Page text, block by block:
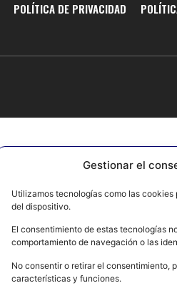
Gestionar el
Utilizamos tecnologías como las
del dispositivo.
El consentimiento de estas tecnologías
comportamiento de navegación o las
No consentir o retirar el consentimiento,
características y funciones.
POLÍTICA DE PRIVACIDAD